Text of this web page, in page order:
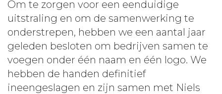
Om te zorgen voor een eenduidige
uitstraling en om de samenwerking te
onderstrepen, hebben we een aantal jaar
geleden besloten om bedrijven samen te
voegen onder één naam en één logo. We
hebben de handen definitief
ineengeslagen en zijn samen met Niels